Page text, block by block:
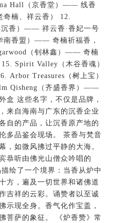
Hall（京香堂）—— 线香
奇楠、祥云香） 12.
沉香）—— 祥云香·香妃一号
南香盟）—— 奇楠祈福香，
（钊林鑫）—— 奇楠
Spirit Valley（木谷香魂）
Arbor Treasures（树上宝）
Qisheng（齐盛香界）——
盒 这些名字，不仅是品牌，
来自海南与广东的沉香企业
自的产品，让沉香原产地的
多品鉴会现场。 茶香与梵音
，如微风拂过平静的大海。
恭听由佛光山僧众吟唱的
绘了一个境界：当香从炉中
方，遍及一切世界和诸佛道
吉祥的云彩。诵赞者以至诚
示现全身。香气化作宝盖，
菩萨的象征。 《炉香赞》常